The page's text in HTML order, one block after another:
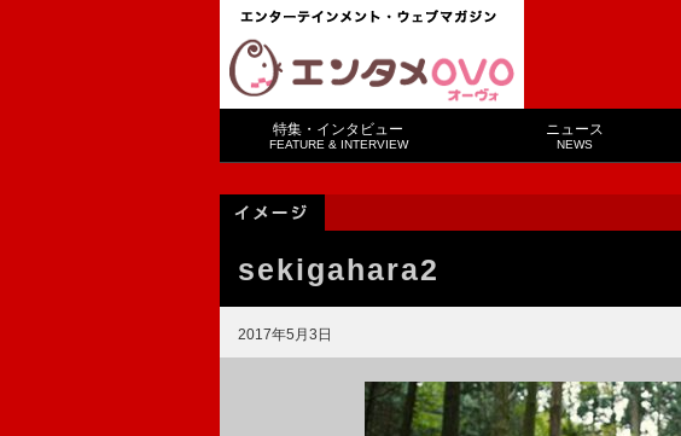
特集・インタビュー
FEATURE & INTERVIEW
ニュース
NEWS
sekigahara2
2017年5月3日